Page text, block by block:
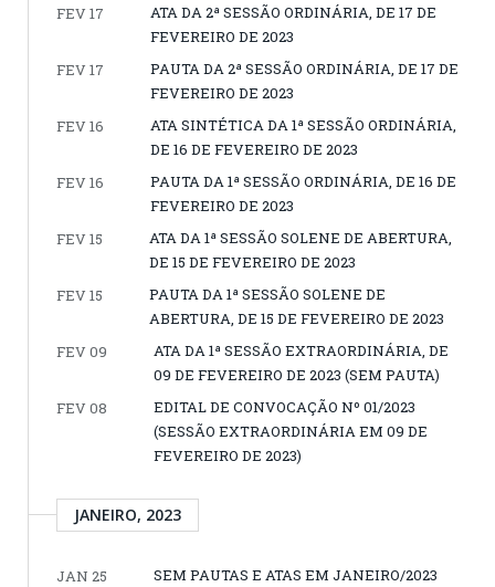
FEV 17
ATA DA 2ª SESSÃO ORDINÁRIA, DE 17 DE
FEVEREIRO DE 2023
FEV 17
PAUTA DA 2ª SESSÃO ORDINÁRIA, DE 17 DE
FEVEREIRO DE 2023
FEV 16
ATA SINTÉTICA DA 1ª SESSÃO ORDINÁRIA,
DE 16 DE FEVEREIRO DE 2023
FEV 16
PAUTA DA 1ª SESSÃO ORDINÁRIA, DE 16 DE
FEVEREIRO DE 2023
FEV 15
ATA DA 1ª SESSÃO SOLENE DE ABERTURA,
DE 15 DE FEVEREIRO DE 2023
FEV 15
PAUTA DA 1ª SESSÃO SOLENE DE
ABERTURA, DE 15 DE FEVEREIRO DE 2023
FEV 09
ATA DA 1ª SESSÃO EXTRAORDINÁRIA, DE
09 DE FEVEREIRO DE 2023 (SEM PAUTA)
FEV 08
EDITAL DE CONVOCAÇÃO Nº 01/2023
(SESSÃO EXTRAORDINÁRIA EM 09 DE
FEVEREIRO DE 2023)
JANEIRO, 2023
JAN 25
SEM PAUTAS E ATAS EM JANEIRO/2023